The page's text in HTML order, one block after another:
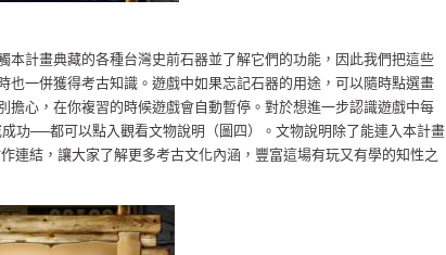
本計畫典藏的各種台灣史前石器並了解它們的功能，因此我們把這些
也一併獲得考古知識。遊戲中如果忘記石器的用途，可以隨時點選畫
擔心，在你複習的時候遊戲會自動暫停。對於想進一步認識遊戲中每
功──都可以點入觀看文物說明（圖四）。文物說明除了能連入本計畫
連結，讓大家了解更多考古文化內涵，豐富這場有玩又有學的知性之